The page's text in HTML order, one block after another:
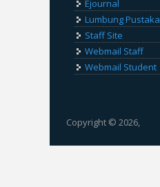
Ejournal
Lumbung Pustaka
Staff Site
Webmail Staff
Webmail Student
Copyright © 2026,